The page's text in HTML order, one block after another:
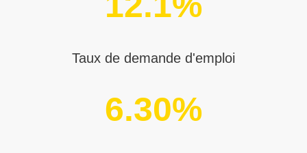
Taux de demande d'emploi
6.30%